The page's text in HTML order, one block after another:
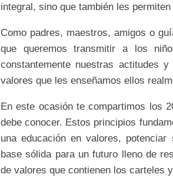
integral, sino que también les
Como padres, maestros, amigos o
que queremos transmitir a los
constantemente nuestras actitudes
valores que les enseñamos ellos
En este ocasión te compartimos los
debe conocer. Estos principios
una educación en valores,
base sólida para un futuro lleno de
de valores que contienen los carteles